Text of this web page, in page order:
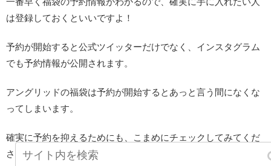
は登録しておくといいですよ！
予約が開始すると公式ツイッターだけでなく、インスタグラム
でも予約情報が公開されます。
アングリッドの福袋は予約が開始するとあっと言う間になくな
ってしまいます。
確実に予約を抑えるためにも、こまめにチェックしてみてくだ
さい！